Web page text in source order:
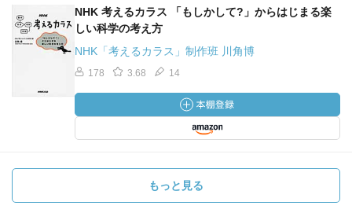
NHK 考えるカラス 「もしかして?」からはじまる楽
しい科学の考え方
NHK「考えるカラス」制作班 川角博
178 3.68 14
もっと見る